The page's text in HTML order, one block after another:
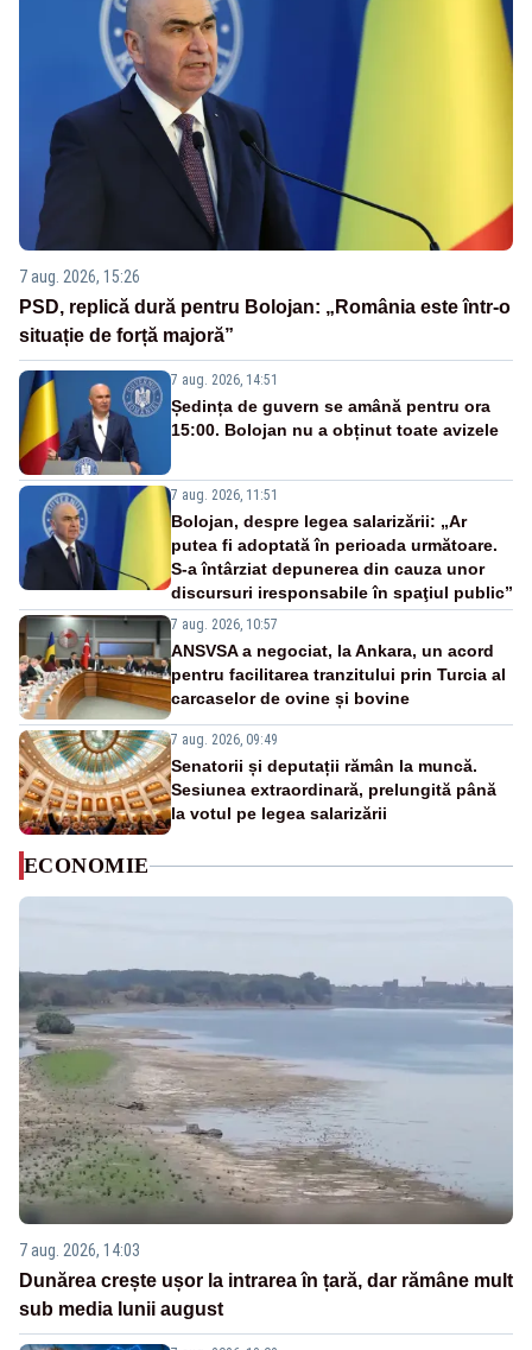
7 aug. 2026, 15:26
PSD, replică dură pentru Bolojan: „România este într-o
situație de forță majoră”
7 aug. 2026, 14:51
Ședința de guvern se amână pentru ora
15:00. Bolojan nu a obținut toate avizele
7 aug. 2026, 11:51
Bolojan, despre legea salarizării: „Ar
putea fi adoptată în perioada următoare.
S-a întârziat depunerea din cauza unor
discursuri iresponsabile în spaţiul public”
7 aug. 2026, 10:57
ANSVSA a negociat, la Ankara, un acord
pentru facilitarea tranzitului prin Turcia al
carcaselor de ovine și bovine
7 aug. 2026, 09:49
Senatorii și deputații rămân la muncă.
Sesiunea extraordinară, prelungită până
la votul pe legea salarizării
ECONOMIE
7 aug. 2026, 14:03
Dunărea crește ușor la intrarea în țară, dar rămâne mult
sub media lunii august